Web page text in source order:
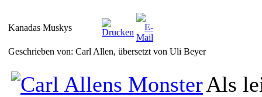
Kanadas Muskys
Geschrieben von: Carl Allen, übersetzt von Uli Beyer
Als